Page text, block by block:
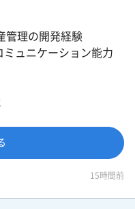
管理の開発経験
ミュニケーション能力
15時間前